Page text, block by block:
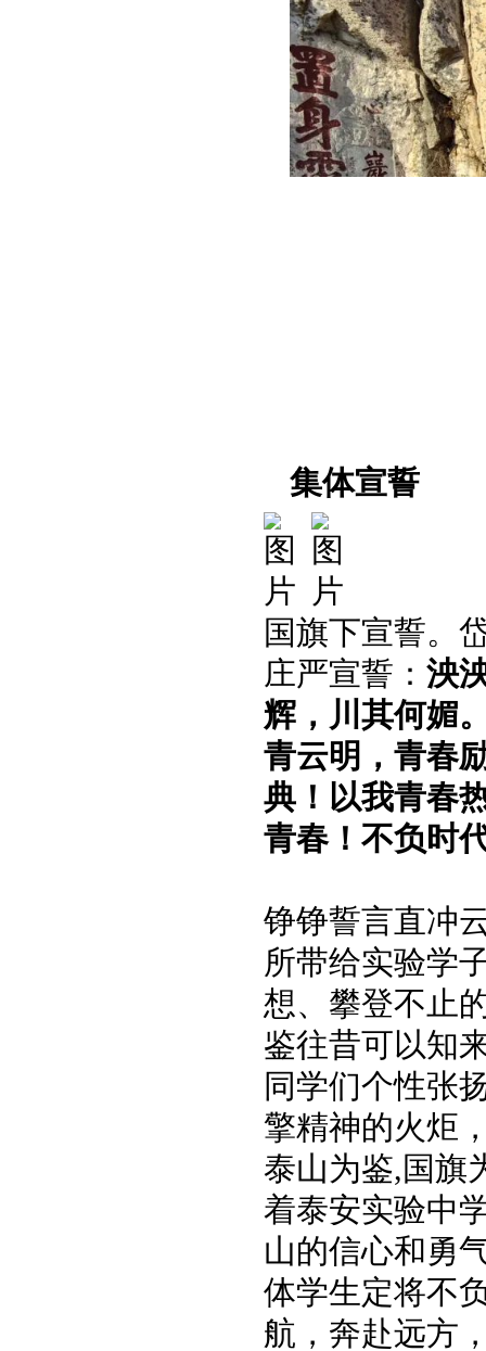
集体宣誓
国旗下宣誓。
庄严宣誓： 泱
辉，川其何媚
青云明，青春
典！ 以我青春
青春！不负时
铮铮誓言直冲
所带给实验学
想、攀登不止
鉴往昔可以知
同学们个性张
擎精神的火炬
泰山为鉴,国旗
着泰安实验中
山的信心和勇
体学生定将不
航，奔赴远方